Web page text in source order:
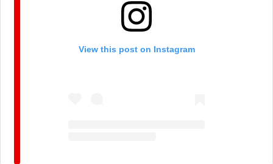
View this post on Instagram